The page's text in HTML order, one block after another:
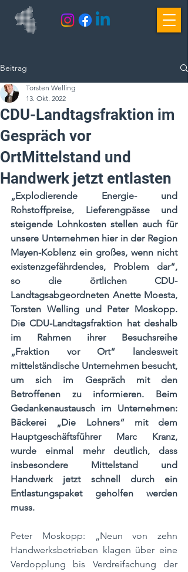
Beitrag
CDU-Landtagsfraktion im
Gespräch vor
OrtMittelstand und
Handwerk jetzt entlasten
Torsten Welling
13. Okt. 2022
„Explodierende Energie- und
Rohstoffpreise, Lieferengpässe und
steigende Lohnkosten stellen auch für
unsere Unternehmen hier in der Region
Mayen-Koblenz ein großes, wenn nicht
existenzgefährdendes, Problem dar“,
so die örtlichen CDU-
Landtagsabgeordneten Anette Moesta,
Torsten Welling und Peter Moskopp.
Die CDU-Landtagsfraktion hat deshalb
im Rahmen ihrer Besuchsreihe
„Fraktion vor Ort“ landesweit
mittelständische Unternehmen besucht,
um sich im Gespräch mit den
Betroffenen zu informieren. Beim
Gedankenaustausch im Unternehmen:
Bäckerei „Die Lohners“ mit dem
Hauptgeschäftsführer Marc Kranz,
wurde einmal mehr deutlich, dass
insbesondere Mittelstand und
Handwerk jetzt schnell durch ein
Entlastungspaket geholfen werden
muss.
Peter Moskopp: „Neun von zehn
Handwerksbetrieben klagen über eine
Verdopplung bis Verdreifachung der